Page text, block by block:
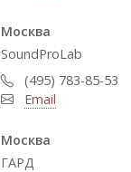
Москва
SoundProLab
(495) 783-85-53
Email
Москва
ГАРД